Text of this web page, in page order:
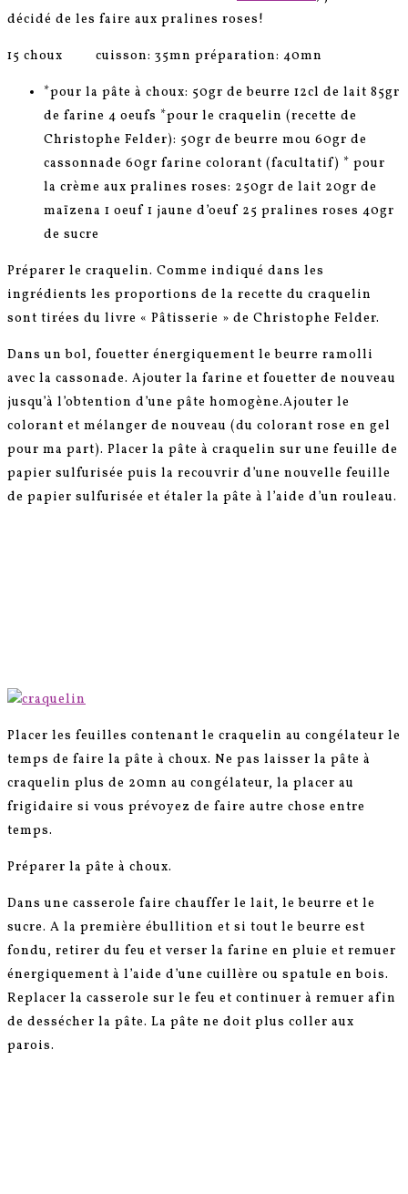
décidé de les faire aux pralines roses!
15 choux cuisson: 35mn préparation: 40mn
*pour la pâte à choux: 50gr de beurre 12cl de lait 85gr
de farine 4 oeufs *pour le craquelin (recette de
Christophe Felder): 50gr de beurre mou 60gr de
cassonnade 60gr farine colorant (facultatif) * pour
la crème aux pralines roses: 250gr de lait 20gr de
maïzena 1 oeuf 1 jaune d’oeuf 25 pralines roses 40gr
de sucre
Préparer le craquelin. Comme indiqué dans les
ingrédients les proportions de la recette du craquelin
sont tirées du livre « Pâtisserie » de Christophe Felder.
Dans un bol, fouetter énergiquement le beurre ramolli
avec la cassonade. Ajouter la farine et fouetter de nouveau
jusqu’à l’obtention d’une pâte homogène.Ajouter le
colorant et mélanger de nouveau (du colorant rose en gel
pour ma part). Placer la pâte à craquelin sur une feuille de
papier sulfurisée puis la recouvrir d’une nouvelle feuille
de papier sulfurisée et étaler la pâte à l’aide d’un rouleau.
Placer les feuilles contenant le craquelin au congélateur le
temps de faire la pâte à choux. Ne pas laisser la pâte à
craquelin plus de 20mn au congélateur, la placer au
frigidaire si vous prévoyez de faire autre chose entre
temps.
Préparer la pâte à choux.
Dans une casserole faire chauffer le lait, le beurre et le
sucre. A la première ébullition et si tout le beurre est
fondu, retirer du feu et verser la farine en pluie et remuer
énergiquement à l’aide d’une cuillère ou spatule en bois.
Replacer la casserole sur le feu et continuer à remuer afin
de dessécher la pâte. La pâte ne doit plus coller aux
parois.